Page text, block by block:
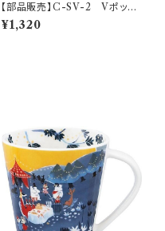
【部品販売】C-SV-2 Vポッ
ト フタ（クールホワイト）
¥1,320